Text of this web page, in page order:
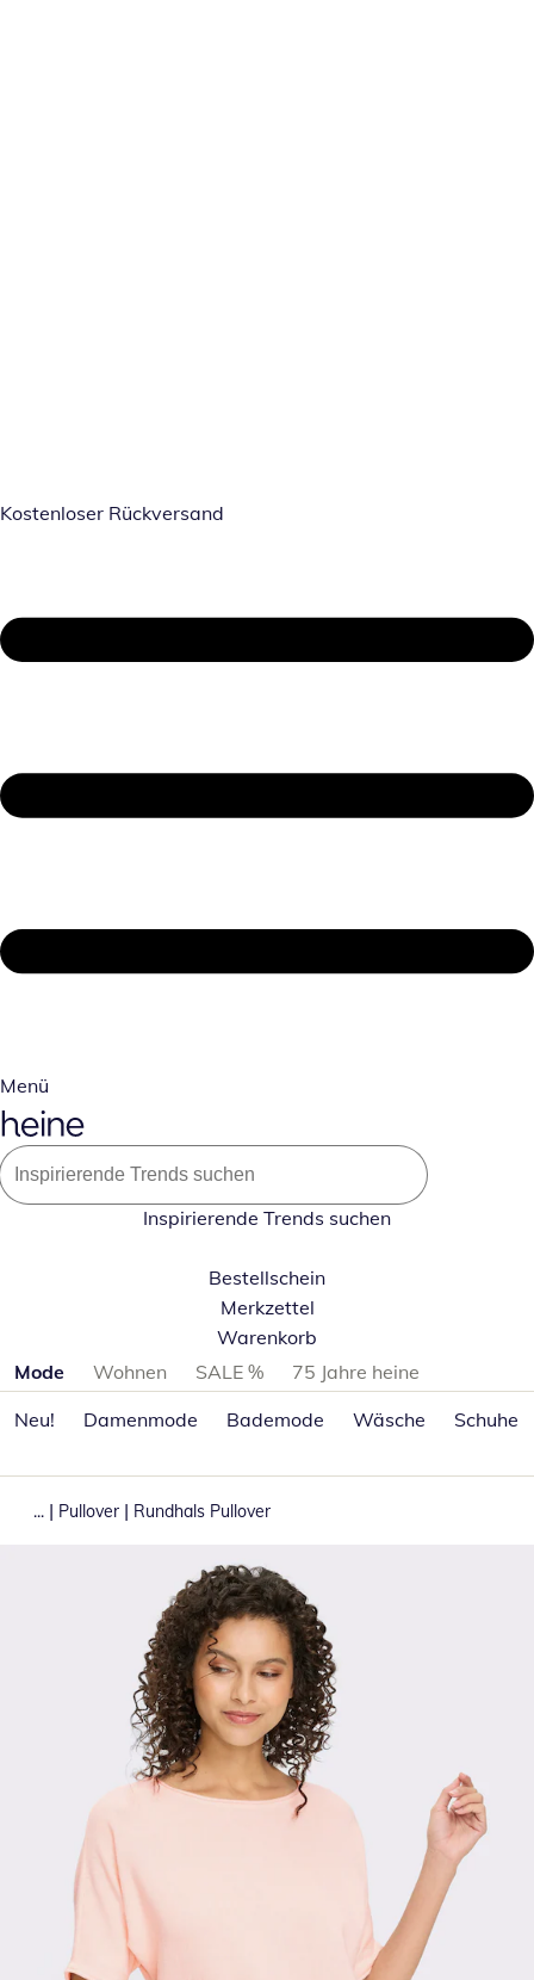
Kostenloser Rückversand
Menü
Inspirierende Trends suchen
Bestellschein
Merkzettel
Warenkorb
Produktkategorien überspringen
Mode Wohnen SALE %
75 Jahre heine
Neu!
Damenmode Bademode Wäsche Schuhe
... | Pullover | Rundhals Pullover